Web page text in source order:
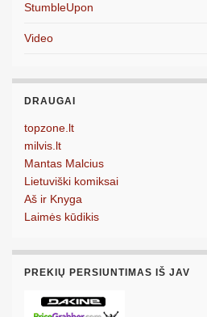
StumbleUpon
Video
DRAUGAI
topzone.lt
milvis.lt
Mantas Malcius
Lietuviški komiksai
Aš ir Knyga
Laimės kūdikis
PREKIŲ PERSIUNTIMAS IŠ JAV